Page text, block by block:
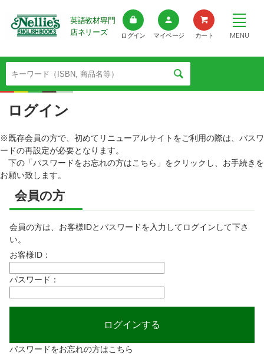
英語教材専門
店ネリーズ
ログイン マイページ カート MENU
ログイン
※既存会員の方で、初めてリニューアルサイトをご利用の際は、パスワ
ードの再設定が必要となります。
下の「パスワードをお忘れの方はこちら」をクリックし、お手続きを
お願い致します。
会員の方
会員の方は、お客様IDとパスワードを入力してログインして下さ
い。
お客様ID：
パスワード：
パスワードをお忘れの方はこちら